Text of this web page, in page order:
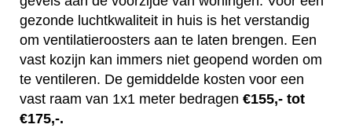
gezonde luchtkwaliteit in huis is het verstandig
om ventilatieroosters aan te laten brengen. Een
vast kozijn kan immers niet geopend worden om
te ventileren. De gemiddelde kosten voor een
vast raam van 1x1 meter bedragen €155,- tot
€175,-.